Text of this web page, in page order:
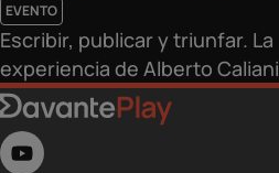
EVENTO
Escribir, publicar y triunfar. La
experiencia de Alberto Caliani